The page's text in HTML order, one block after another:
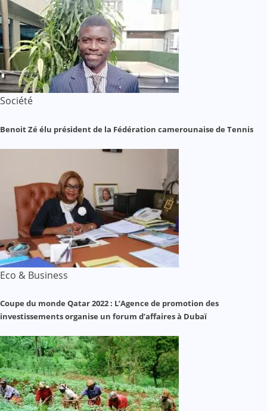
Société
Benoit Zé élu président de la Fédération camerounaise de Tennis
Eco & Business
Coupe du monde Qatar 2022 : L’Agence de promotion des
investissements organise un forum d’affaires à Dubaï